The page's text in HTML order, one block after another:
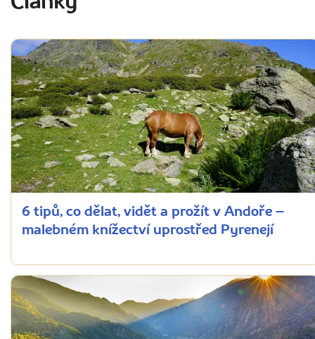
6 tipů, co dělat, vidět a prožít v Andoře –
malebném knížectví uprostřed Pyrenejí